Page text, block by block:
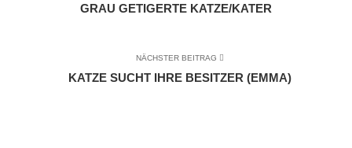
GRAU GETIGERTE KATZE/KATER
NÄCHSTER BEITRAG
KATZE SUCHT IHRE BESITZER (EMMA)